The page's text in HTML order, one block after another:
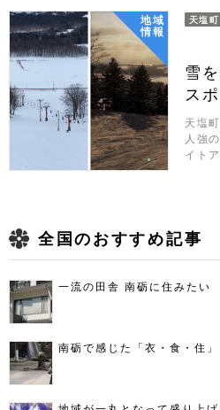
地域
情報
天塩町
雪
ス
天塩
人強
イト
全国のおすすめ記事
一流の田舎 南砺に住みたい
南砺で感じた「衣・食・住」